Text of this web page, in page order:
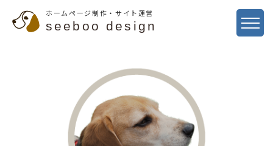
ホームページ制作・サイト運営
seeboo design